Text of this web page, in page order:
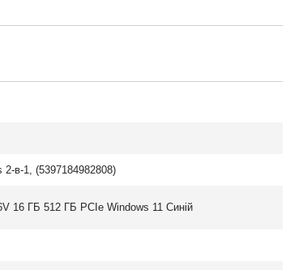
2-в-1, (5397184982808)
16 ГБ 512 ГБ PCIe Windows 11 Синій